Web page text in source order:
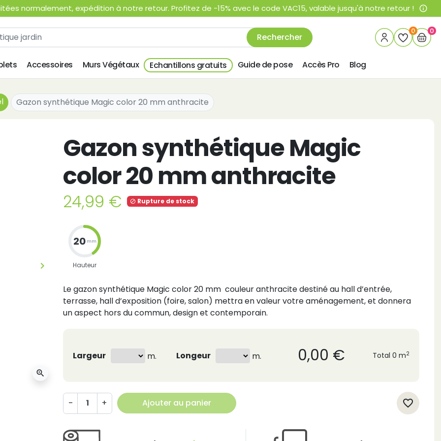
normalement, expédition à notre retour. Profitez de -15% avec le code VAC15, valable jusqu'à notre retour ! info_outline
Rechercher
0 0
Accessoires Murs Végétaux Echantillons gratuits Guide de pose Accès Pro Blog
Gazon synthétique Magic color 20 mm anthracite
Suivant
keyboard_arrow_right
zoom_in
Gazon synthétique Magic
color 20 mm anthracite
24,99 €  Rupture de stock
20mm
Hauteur
Le gazon synthétique Magic color 20 mm couleur anthracite destiné au hall d’entrée,
terrasse, hall d’exposition (foire, salon) mettra en valeur votre aménagement, et donnera
un aspect hors du commun, design et contemporain.
Largeur m. Longeur m. 0,00 € Total 0 m2
- + Ajouter au panier favorite_border